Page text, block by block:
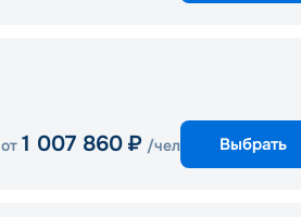
от 1 007 860 ₽ /чел Выбрать